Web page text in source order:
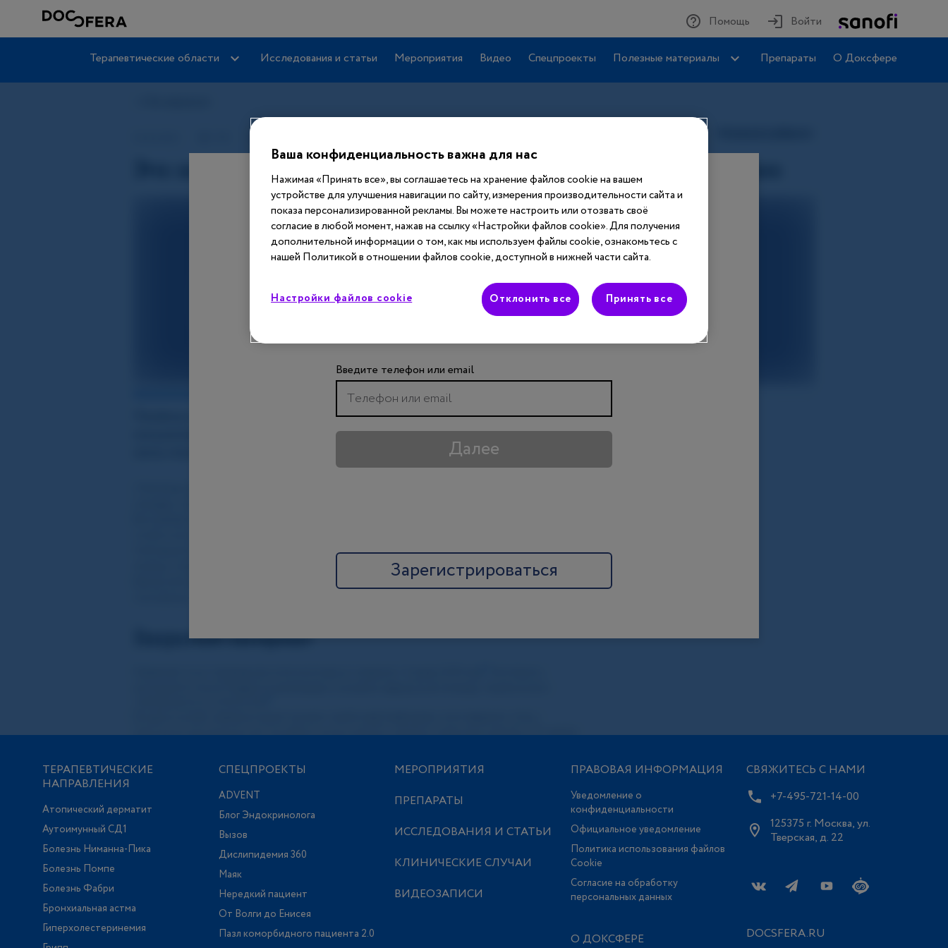
Помощь Войти
Терапевтические области Исследования и статьи Мероприятия Видео Спецпроекты Полезные материалы Препараты О Доксфере
Вход
Этот материал доступен только после
авторизации. Войдите или зарегистрируйтесь,
чтобы получить доступ ко всем материалам
сайта
Введите телефон или email
Далее
Зарегистрироваться
ТЕРАПЕВТИЧЕСКИЕ
НАПРАВЛЕНИЯ
Атопический дерматит
Аутоимунный СД1
Болезнь Ниманна-Пика
Болезнь Помпе
Болезнь Фабри
Бронхиальная астма
Гиперхолестеринемия
СПЕЦПРОЕКТЫ
ADVENT
Блог Эндокринолога
Вызов
Дислипидемия 360
Маяк
Нередкий пациент
От Волги до Енисея
Пазл коморбидного пациента 2.0
МЕРОПРИЯТИЯ
ПРЕПАРАТЫ
ИССЛЕДОВАНИЯ И СТАТЬИ
КЛИНИЧЕСКИЕ СЛУЧАИ
ВИДЕОЗАПИСИ
ПРАВОВАЯ ИНФОРМАЦИЯ
Уведомление о
конфиденциальности
Официальное уведомление
Политика использования файлов
Сookie
Согласие на обработку
персональных данных
О ДОКСФЕРЕ
СВЯЖИТЕСЬ С НАМИ
+7-495-721-14-00
125375 г. Москва, ул.
Тверская, д. 22
DOCSFERA.RU
Ваша конфиденциальность важна для нас
Нажимая «Принять все», вы соглашаетесь на хранение файлов cookie на вашем
устройстве для улучшения навигации по сайту, измерения производительности сайта и
показа персонализированной рекламы. Вы можете настроить или отозвать своё
согласие в любой момент, нажав на ссылку «Настройки файлов cookie». Для получения
дополнительной информации о том, как мы используем файлы cookie, ознакомьтесь с
нашей Политикой в отношении файлов cookie, доступной в нижней части сайта.
Настройки файлов cookie Отклонить все Принять все